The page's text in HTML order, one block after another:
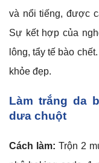
và nổi tiếng, được
Sự kết hợp của
lông, tẩy tế bào
khỏe đẹp.
Làm trắng da
dưa chuột
Cách làm: Trộn 2